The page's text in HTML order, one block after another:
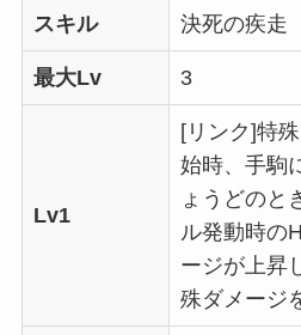
スキル 決死の疾走
最大Lv 3
Lv1
[リンク]特
始時、手駒
ょうどのと
ル発動時の
ージが上昇
殊ダメージ